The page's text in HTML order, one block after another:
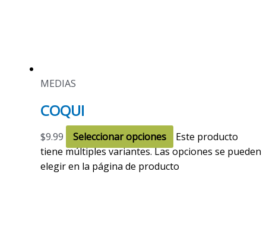
MEDIAS
COQUI
$9.99 Seleccionar opciones
Este producto
tiene múltiples variantes. Las opciones se pueden
elegir en la página de producto